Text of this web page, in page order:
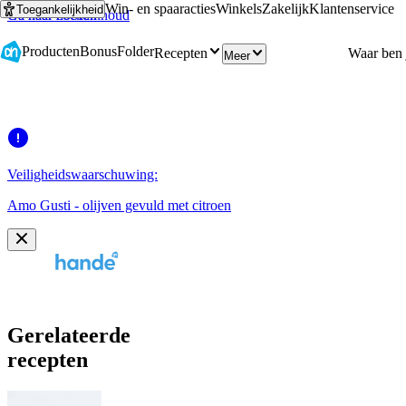
Ga naar hoofdinhoud
Ga naar zoeken
ToegankelijkheidWin- en spaaractiesWinkelsZakelijkKlantenservice
ProductenBonusFolderRecepten Meer
Veiligheidswaarschuwing:
Amo Gusti - olijven gevuld met citroen
Gerelateerde
recepten